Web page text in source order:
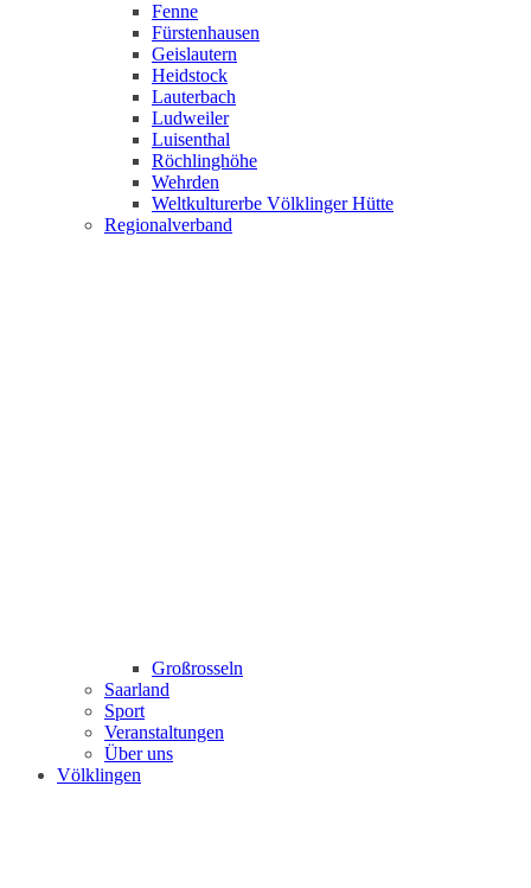
Fenne
Fürstenhausen
Geislautern
Heidstock
Lauterbach
Ludweiler
Luisenthal
Röchlinghöhe
Wehrden
Weltkulturerbe Völklinger Hütte
Regionalverband
Großrosseln
Saarland
Sport
Veranstaltungen
Über uns
Völklingen